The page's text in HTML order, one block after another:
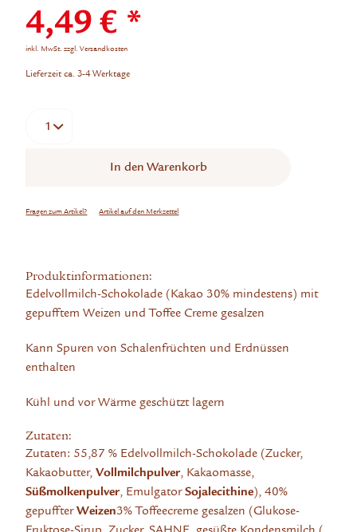
4,49 € *
inkl. MwSt.zzgl. Versandkosten
Lieferzeit ca. 3-4 Werktage
In den Warenkorb
Fragen zum Artikel? Artikel auf den Merkzettel
Produktinformationen:
Edelvollmilch-Schokolade (Kakao 30% mindestens) mit
gepufftem Weizen und Toffee Creme gesalzen
Kann Spuren von Schalenfrüchten und Erdnüssen
enthalten
Kühl und vor Wärme geschützt lagern
Zutaten:
Zutaten: 55,87 % Edelvollmilch-Schokolade (Zucker,
Kakaobutter,Vollmilchpulver, Kakaomasse,
Süßmolkenpulver, EmulgatorSojalecithine), 40%
gepuffterWeizen3% Toffeecreme gesalzen (Glukose-